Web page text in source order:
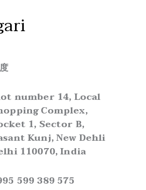
Apoquindo 6314, of.
Las Condes, Santiago
Chile, Chile
number 14, Local
Complex,
1, Sector B,
Kunj, New Dehli,
110070, India
599 389 575